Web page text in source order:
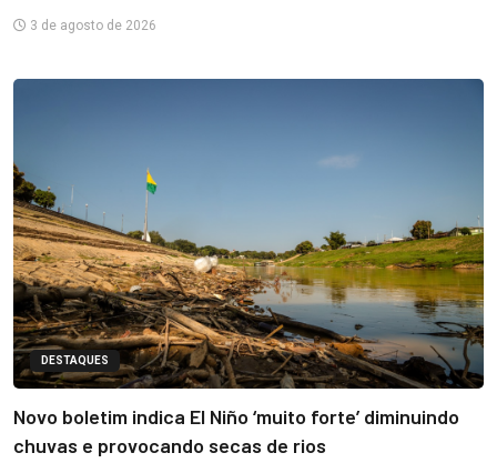
3 de agosto de 2026
DESTAQUES
Novo boletim indica El Niño ‘muito forte’ diminuindo
chuvas e provocando secas de rios